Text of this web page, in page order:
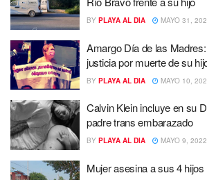
BY PLAYA AL DIA MAYO 31,
Amargo Día de las
justicia por muerte de su
BY PLAYA AL DIA MAYO 10,
Calvin Klein incluye en su
padre trans embarazado
BY PLAYA AL DIA MAYO 9, 2022
Mujer asesina a sus 4